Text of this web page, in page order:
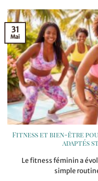
Fitness et bien-être
adaptés
Le fitness féminin a
simple
31
Mai